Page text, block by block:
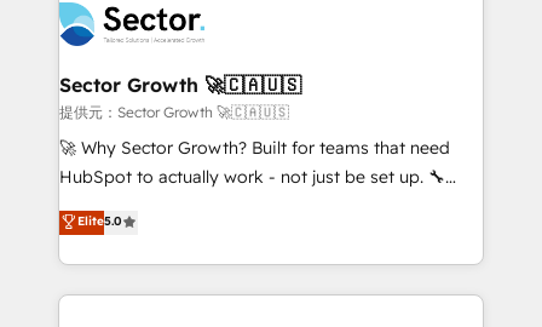
empresas em 13 países utilizam a Nexforce. Somos
a maior parceira da HubSpot na América Latina e
líder no ranking global de sucesso do cliente da
HubSpot.
businesses. Our teams are based in North America
and APAC. We are HubSpot's top-ranked Advanced
Implementation Certified Partner and we contribute
to their advisory council. We strive to do 'good work
with good people' and have worked with incredible
brands. You can see some of them on our website,
Sector Growth 🚀🇨🇦🇺🇸
提供元：Sector Growth 🚀🇨🇦🇺🇸
🚀 Why Sector Growth? Built for teams that need
HubSpot to actually work - not just be set up. 🔧
HubSpot Experts: Onboarding, migrations,
automation, and training built for adoption. ⚡ Highly
Technical Execution: ERP, EMR and Custom
Integrations; complex builds delivered in weeks, not
Elite5.0